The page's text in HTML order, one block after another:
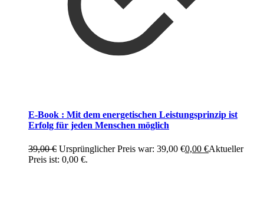
E-Book : Mit dem energetischen Leistungsprinzip ist
Erfolg für jeden Menschen möglich
39,00€ Ursprünglicher Preis war: 39,00 €0,00 €Aktueller
Preis ist: 0,00 €.